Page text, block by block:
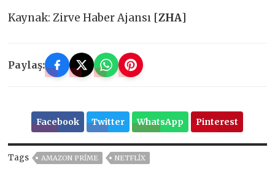
Kaynak: Zirve Haber Ajansı [ZHA]
Paylaş:
Facebook Twitter WhatsApp Pinterest
Tags AMAZON PRIME NETFLIX